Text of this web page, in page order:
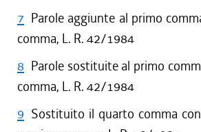
7 Parole aggiunte al primo
comma, L. R. 42/1984
8 Parole sostituite al primo
comma, L. R. 42/1984
9 Sostituito il quarto comma